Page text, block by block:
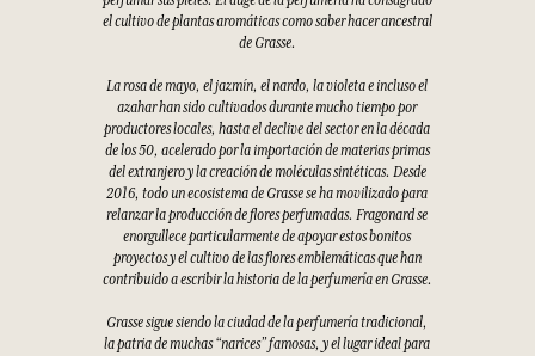
el cultivo de plantas aromáticas como saber hacer ancestral
de Grasse.
La rosa de mayo, el jazmín, el nardo, la violeta e incluso el
azahar han sido cultivados durante mucho tiempo por
productores locales, hasta el declive del sector en la década
de los 50, acelerado por la importación de materias primas
del extranjero y la creación de moléculas sintéticas. Desde
2016, todo un ecosistema de Grasse se ha movilizado para
relanzar la producción de flores perfumadas. Fragonard se
enorgullece particularmente de apoyar estos bonitos
proyectos y el cultivo de las flores emblemáticas que han
contribuido a escribir la historia de la perfumería en Grasse.
Grasse sigue siendo la ciudad de la perfumería tradicional,
la patria de muchas “narices” famosas, y el lugar ideal para